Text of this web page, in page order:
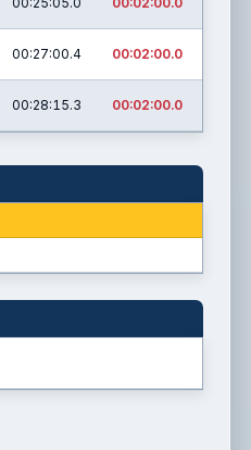
00:27:00.4 00:02:00.0
00:28:15.3 00:02:00.0